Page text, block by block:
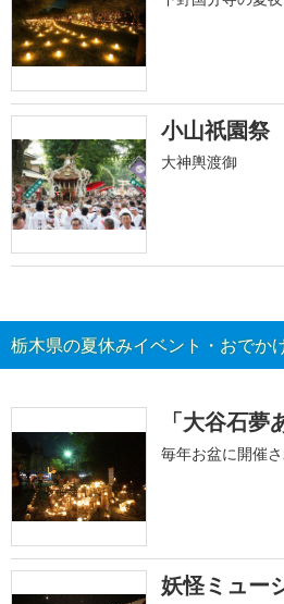
小山祇園祭
大神輿渡御
栃木県の夏休みイベント・おでか
「大谷石
毎年お盆に開催
妖怪ミュー